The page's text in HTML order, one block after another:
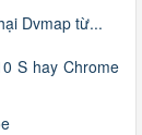
Dvmap từ...
S hay Chrome